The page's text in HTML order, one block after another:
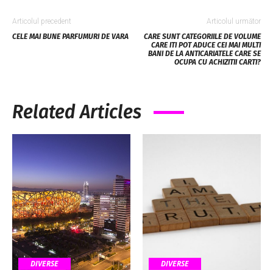
Articolul precedent
CELE MAI BUNE PARFUMURI DE VARA
Articolul următor
CARE SUNT CATEGORIILE DE VOLUME
CARE ITI POT ADUCE CEI MAI MULTI
BANI DE LA ANTICARIATELE CARE SE
OCUPA CU ACHIZITII CARTI?
Related Articles
DIVERSE DIVERSE